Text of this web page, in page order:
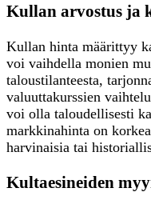
Kullan arvostus ja
Kullan hinta määrittyy
voi vaihdella monien
taloustilanteesta,
valuuttakurssien
voi olla taloudellisesti
markkinahinta on
harvinaisia tai
Kultaesineiden